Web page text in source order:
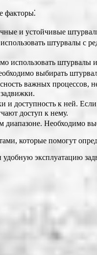
факторы⁚
и устойчивые
штурвалы с
использовать штурвалы
выбирать
важных
доступность к ней.
доступ к нему.
Необходимо
которые помогут
эксплуатацию